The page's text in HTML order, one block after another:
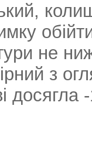
не
з
досягла